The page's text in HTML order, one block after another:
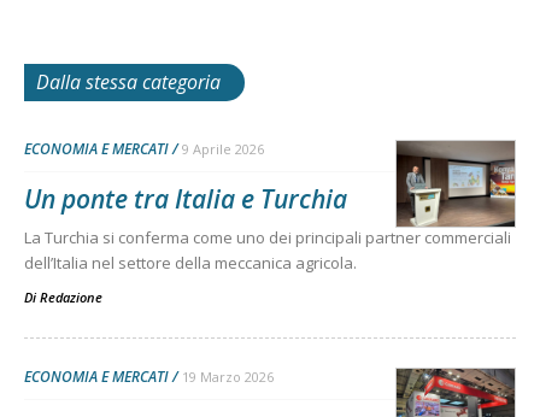
Dalla stessa categoria
ECONOMIA E MERCATI 9 Aprile 2026
Un ponte tra Italia e Turchia
La Turchia si conferma come uno dei principali partner commerciali
dell’Italia nel settore della meccanica agricola.
Di Redazione
ECONOMIA E MERCATI 19 Marzo 2026